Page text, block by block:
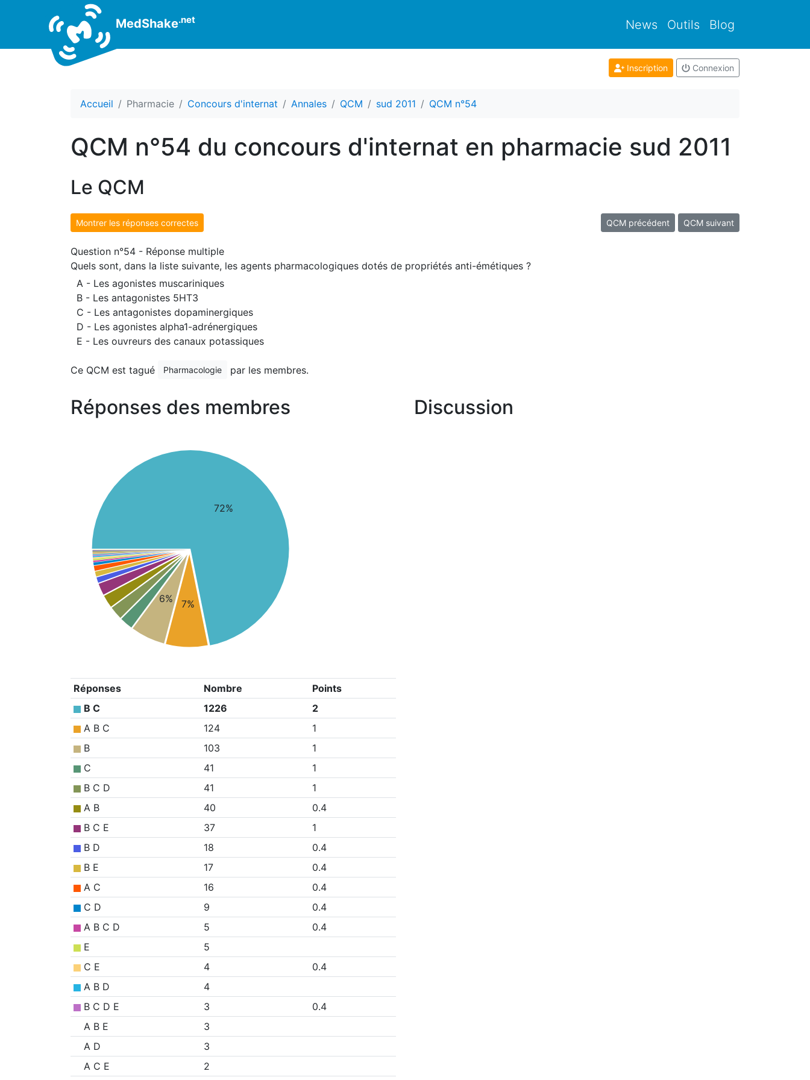
MedShake.net News Outils Blog
Inscription Connexion
Accueil Pharmacie Concours d'internat Annales QCM sud 2011 QCM n°54
QCM n°54 du concours d'internat en pharmacie sud 2011
Le QCM
Montrer les réponses correctes QCM précédent QCM suivant
Question n°54 - Réponse multiple
Quels sont, dans la liste suivante, les agents pharmacologiques dotés de propriétés anti-émétiques ?
A - Les agonistes muscariniques
B - Les antagonistes 5HT3
C - Les antagonistes dopaminergiques
D - Les agonistes alpha1-adrénergiques
E - Les ouvreurs des canaux potassiques
Ce QCM est tagué Pharmacologie par les membres.
Réponses des membres
72%
7%
6%
Réponses Nombre
Points
B C
1226
2
A B C
124
1
B
103
1
C
41
1
B C D
41
1
A B
40
0.4
B C E
37
1
B D
18
0.4
B E
17
0.4
A C
16
0.4
C D
9
0.4
A B C D
5
0.4
E
5
C E
4
0.4
A B D
4
B C D E
3
0.4
A B E
3
A D
3
A C E
2
Discussion